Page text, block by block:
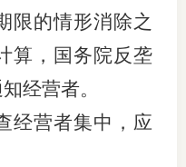
限的情形消除之
算，国务院反垄
经营者。
经营者集中，应